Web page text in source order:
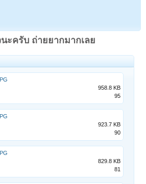
ะครับ ถ่ายยากมากเลย
958.8 KB
95
923.7 KB
90
829.8 KB
81